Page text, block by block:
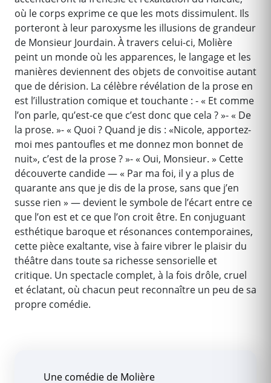
où le corps exprime ce que les mots dissimulent. Ils
porteront à leur paroxysme les illusions de grandeur
de Monsieur Jourdain. À travers celui-ci, Molière
peint un monde où les apparences, le langage et les
manières deviennent des objets de convoitise autant
que de dérision. La célèbre révélation de la prose en
est l’illustration comique et touchante : - « Et comme
l’on parle, qu’est-ce que c’est donc que cela ? »- « De
la prose. »- « Quoi ? Quand je dis : «Nicole, apportez-
moi mes pantoufles et me donnez mon bonnet de
nuit», c’est de la prose ? »- « Oui, Monsieur. » Cette
découverte candide — « Par ma foi, il y a plus de
quarante ans que je dis de la prose, sans que j’en
susse rien » — devient le symbole de l’écart entre ce
que l’on est et ce que l’on croit être. En conjuguant
esthétique baroque et résonances contemporaines,
cette pièce exaltante, vise à faire vibrer le plaisir du
théâtre dans toute sa richesse sensorielle et
critique. Un spectacle complet, à la fois drôle, cruel
et éclatant, où chacun peut reconnaître un peu de sa
propre comédie.
Une comédie de Molière